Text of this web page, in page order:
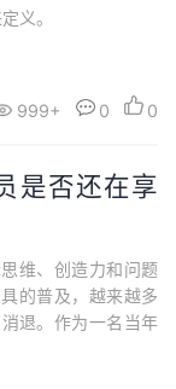
义。
999+ 0 0
是否还在享
维、创造力和问题
的普及，越来越多
退。作为一名当年
所经历的变化，并